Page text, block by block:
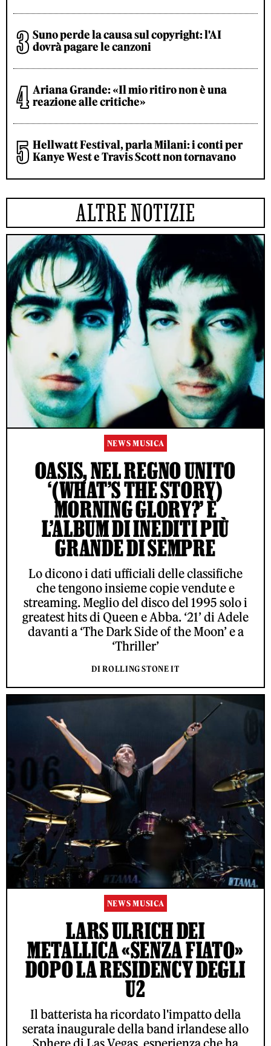
Suno perde la causa sul copyright: l'AI
dovrà pagare le canzoni
Ariana Grande: «Il mio ritiro non è una
reazione alle critiche»
Hellwatt Festival, parla Milani: i conti per
Kanye West e Travis Scott non tornavano
ALTRE NOTIZIE
NEWS MUSICA
OASIS, NEL REGNO UNITO
‘(WHAT’S THE STORY)
MORNING GLORY?’ È
L’ALBUM DI INEDITI PIÙ
GRANDE DI SEMPRE
Lo dicono i dati ufficiali delle classifiche
che tengono insieme copie vendute e
streaming. Meglio del disco del 1995 solo i
greatest hits di Queen e Abba. ‘21’ di Adele
davanti a ‘The Dark Side of the Moon’ e a
‘Thriller’
DI ROLLING STONE IT
NEWS MUSICA
LARS ULRICH DEI
METALLICA «SENZA FIATO»
DOPO LA RESIDENCY DEGLI
U2
Il batterista ha ricordato l'impatto della
serata inaugurale della band irlandese allo